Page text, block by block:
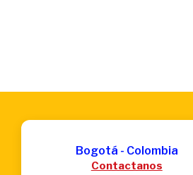
Bogotá - Colombia
Contactanos